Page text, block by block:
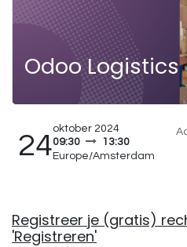
Odoo
24
oktober 2024
09:30
13:30
Europe/Amsterdam
Registreer je (gratis)
'Registreren'